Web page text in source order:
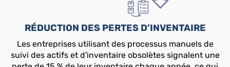
RÉDUCTION DES PERTES D’INVENTAIRE
Les entreprises utilisant des processus manuels de
suivi des actifs et d'inventaire obsolètes signalent une